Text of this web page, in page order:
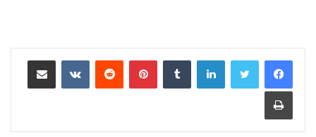
لينكدإن بينتيريست